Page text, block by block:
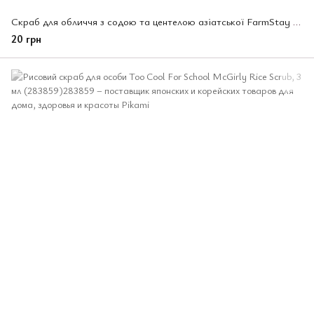
Скраб для обличчя з содою та центелою азіатської FarmStay Cica Farm Baking Powder Scrub, 7 г (197872)
20 грн